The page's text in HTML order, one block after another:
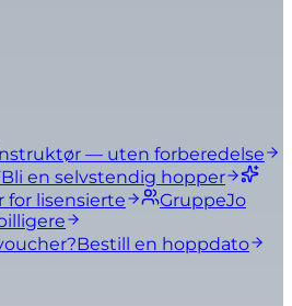
— uten forberedelse
Bli en selvstendig hopper
for lisensierte GruppeJo
Bestill en hoppdato